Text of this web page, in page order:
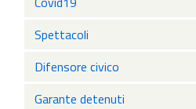
Spettacoli
Difensore civico
Garante detenuti